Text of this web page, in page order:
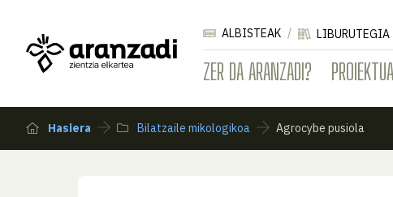
ZER DA ARANZADI?
ALBISTEAK LIBURUTEGIA
Hasiera Bilatzaile mikologikoa Agrocybe pusiola